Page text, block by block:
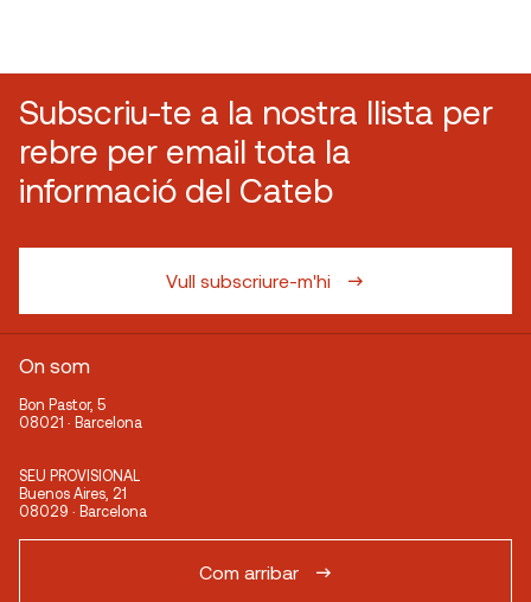
Subscriu-te a la nostra llista per
rebre per email tota la
informació del Cateb
Vull subscriure-m'hi
On som
Bon Pastor, 5
08021 · Barcelona
SEU PROVISIONAL
Buenos Aires, 21
08029 · Barcelona
Com arribar